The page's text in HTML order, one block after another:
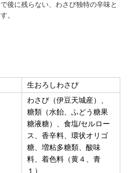
後に残らない、わさび独特の辛味と
。
生おろしわさび
わさび（伊豆天城産）、
糖類（水飴、ふどう糖果
糖液糖）、食塩/セルロー
ス、香辛料、環状オリゴ
糖、増粘多糖類、酸味
料、着色料（黄４、青
１）